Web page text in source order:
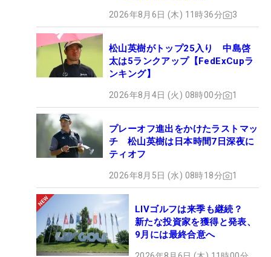
2026年8月6日 (木) 11時36分 3
松山英樹がトップ25入り 中島啓
太は5ランクアップ【FedExCupラ
ンキング】
2026年8月4日 (火) 08時00分 1
プレーオフ進出をかけたラストマッ
チ 松山英樹は日本時間7日深夜に
ティオフ
2026年8月5日 (水) 08時18分 1
LIVゴルフは来季も継続？
新たな投資家を獲得と発表、
9月には最終合意へ